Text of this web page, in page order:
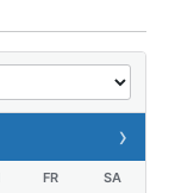
প্রতিরোধ বিষয়ক
অনুষ্ঠিত
›
FR SA